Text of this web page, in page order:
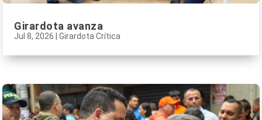
Girardota avanza
Jul 8, 2026 Girardota Crítica